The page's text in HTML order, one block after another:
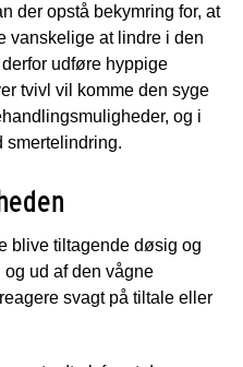
der opstå bekymring for, at
vanskelige at lindre i den
udføre hyppige
tvivl vil komme den syge
og i
smertelindring.
blive tiltagende døsig og
ud af den vågne
svagt på tiltale eller